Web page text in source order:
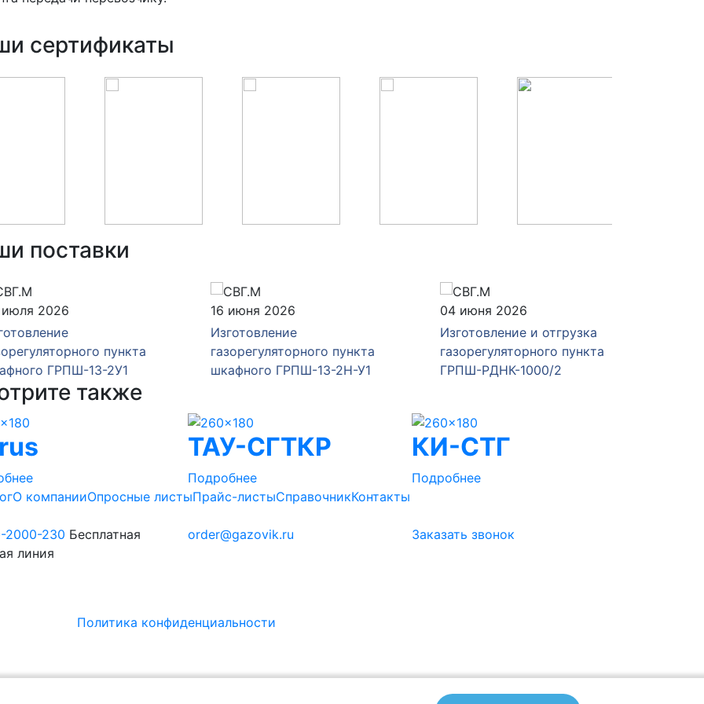
сертификаты
поставки
2026
пункта
ГРПШ-13-2У1
16 июня 2026
Изготовление
газорегуляторного пункта
шкафного ГРПШ-13-2Н-У1
04 июня 2026
Изготовление и отгрузка
газорегуляторного пункта
ГРПШ-РДНК-1000/2
также
ТАУ-СГТКР
Подробнее
КИ-СТГ
Подробнее
О компанииОпросные листыПрайс-листыСправочникКонтакты
2000-230 Бесплатная
линия
order@gazovik.ru Заказать звонок
Политика конфиденциальности